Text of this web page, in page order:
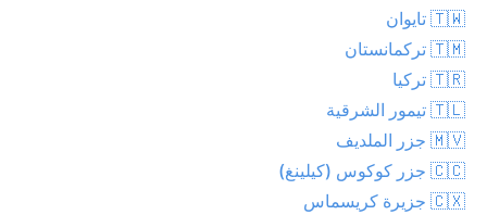
🇹🇼 تايوان
🇹🇲 تركمانستان
🇹🇷 تركيا
🇹🇱 تيمور الشرقية
🇲🇻 جزر الملديف
🇨🇨 جزر كوكوس (كيلينغ)
🇨🇽 جزيرة كريسماس